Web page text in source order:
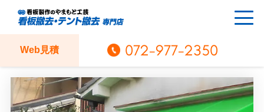
Web見積 072-977-2350